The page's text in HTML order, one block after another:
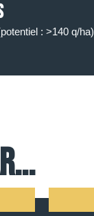
: >140 q/ha)